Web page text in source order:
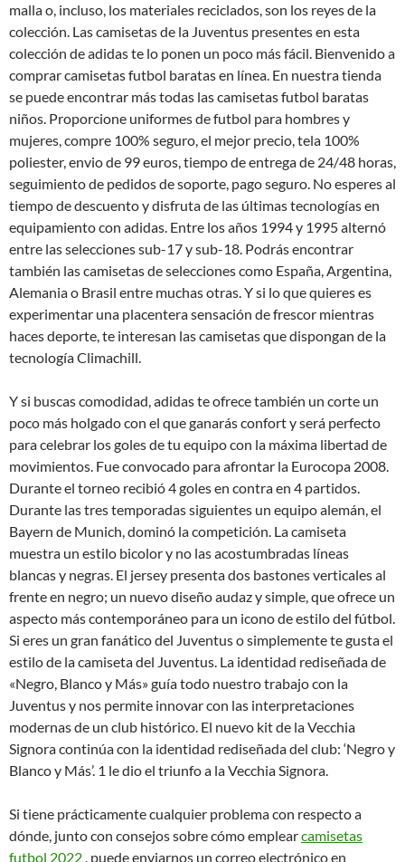
malla o, incluso, los materiales reciclados, son los reyes de la
colección. Las camisetas de la Juventus presentes en esta
colección de adidas te lo ponen un poco más fácil. Bienvenido a
comprar camisetas futbol baratas en línea. En nuestra tienda
se puede encontrar más todas las camisetas futbol baratas
niños. Proporcione uniformes de futbol para hombres y
mujeres, compre 100% seguro, el mejor precio, tela 100%
poliester, envio de 99 euros, tiempo de entrega de 24/48 horas,
seguimiento de pedidos de soporte, pago seguro. No esperes al
tiempo de descuento y disfruta de las últimas tecnologías en
equipamiento con adidas. Entre los años 1994 y 1995 alternó
entre las selecciones sub-17 y sub-18. Podrás encontrar
también las camisetas de selecciones como España, Argentina,
Alemania o Brasil entre muchas otras. Y si lo que quieres es
experimentar una placentera sensación de frescor mientras
haces deporte, te interesan las camisetas que dispongan de la
tecnología Climachill.
Y si buscas comodidad, adidas te ofrece también un corte un
poco más holgado con el que ganarás confort y será perfecto
para celebrar los goles de tu equipo con la máxima libertad de
movimientos. Fue convocado para afrontar la Eurocopa 2008.
Durante el torneo recibió 4 goles en contra en 4 partidos.
Durante las tres temporadas siguientes un equipo alemán, el
Bayern de Munich, dominó la competición. La camiseta
muestra un estilo bicolor y no las acostumbradas líneas
blancas y negras. El jersey presenta dos bastones verticales al
frente en negro; un nuevo diseño audaz y simple, que ofrece un
aspecto más contemporáneo para un icono de estilo del fútbol.
Si eres un gran fanático del Juventus o simplemente te gusta el
estilo de la camiseta del Juventus. La identidad rediseñada de
«Negro, Blanco y Más» guía todo nuestro trabajo con la
Juventus y nos permite innovar con las interpretaciones
modernas de un club histórico. El nuevo kit de la Vecchia
Signora continúa con la identidad rediseñada del club: ‘Negro y
Blanco y Más’. 1 le dio el triunfo a la Vecchia Signora.
Si tiene prácticamente cualquier problema con respecto a
dónde, junto con consejos sobre cómo emplearcamisetas
futbol 2022 , puede enviarnos un correo electrónico en